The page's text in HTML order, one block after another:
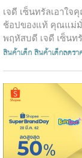
เจดี เซ็นทรัลเอาใ
ช้อปของแท้ คุณแม่
พฤหัสบดี เจดี เซ็นท
สินค้าเด็กสินค้าเด็กลดรา